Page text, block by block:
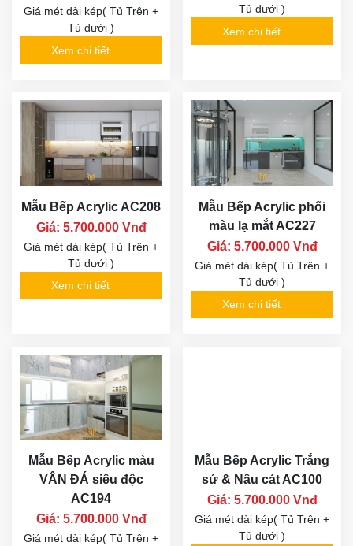
Giá mét dài kép( Tủ Trên +
Tủ dưới )
Xem chi tiết
Tủ dưới )
Xem chi tiết
Mẫu Bếp Acrylic AC208
Giá: 5.700.000 Vnđ
Giá mét dài kép( Tủ Trên +
Tủ dưới )
Xem chi tiết
Mẫu Bếp Acrylic phối
màu lạ mắt AC227
Giá: 5.700.000 Vnđ
Giá mét dài kép( Tủ Trên +
Tủ dưới )
Xem chi tiết
Mẫu Bếp Acrylic màu
VÂN ĐÁ siêu độc
AC194
Giá: 5.700.000 Vnđ
Giá mét dài kép( Tủ Trên +
Mẫu Bếp Acrylic Trắng
sứ & Nâu cát AC100
Giá: 5.700.000 Vnđ
Giá mét dài kép( Tủ Trên +
Tủ dưới )